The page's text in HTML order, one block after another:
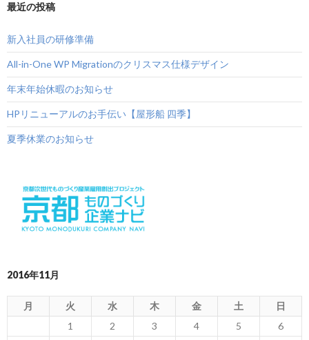
最近の投稿
新入社員の研修準備
All-in-One WP Migrationのクリスマス仕様デザイン
年末年始休暇のお知らせ
HPリニューアルのお手伝い【屋形船 四季】
夏季休業のお知らせ
2016年11月
月 火 水 木 金 土
日
1
2 3 4 5
6